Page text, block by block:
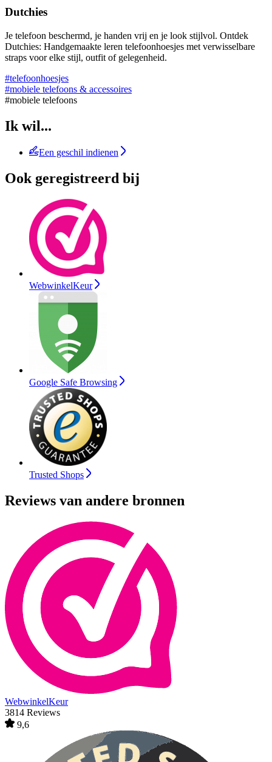
Dutchies
Je telefoon beschermd, je handen vrij en je look stijlvol. Ontdek
Dutchies: Handgemaakte leren telefoonhoesjes met verwisselbare
straps voor elke stijl, outfit of gelegenheid.
#telefoonhoesjes
#mobiele telefoons & accessoires
#mobiele telefoons
Ik wil...
Een geschil indienen
Ook geregistreerd bij
WebwinkelKeur
Google Safe Browsing
Trusted Shops
Reviews van andere bronnen
WebwinkelKeur
3814 Reviews
9,6